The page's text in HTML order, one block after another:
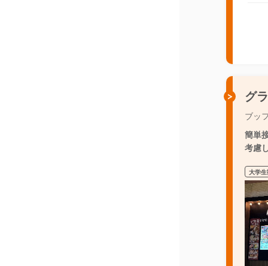
グ
ブッ
簡単
考慮
大学